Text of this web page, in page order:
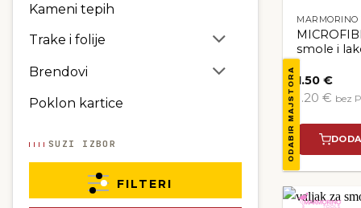
Kameni tepih
Trake i folije
Brendovi
Poklon kartice
SUZI IZBOR
FILTERI
ODABIR MAJSTORA
MARMORINO
smole i
1.50€
1.20 € bez